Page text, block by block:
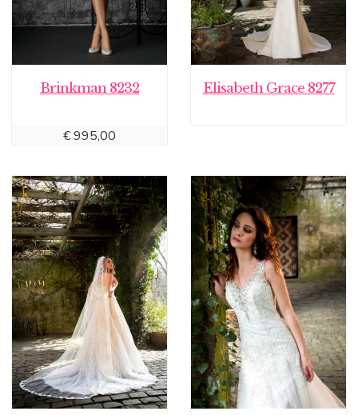
Brinkman 8232
€995,00
Elisabeth Grace 8277